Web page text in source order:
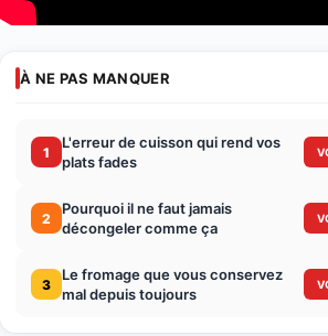
À NE PAS MANQUER
1
L'erreur de cuisson qui rend vos
plats fades
2
Pourquoi il ne faut jamais
décongeler comme ça
3
Le fromage que vous conservez
mal depuis toujours